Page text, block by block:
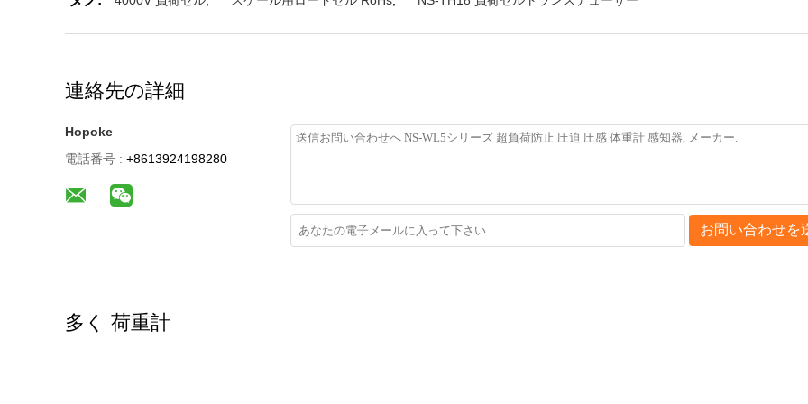
連絡先の詳細
Hopoke
電話番号 : +8613924198280
お問い合わせを
多く 荷重計